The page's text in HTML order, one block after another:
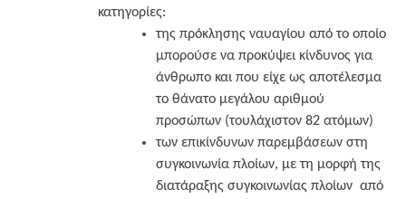
κατηγορίες:
της πρόκλησης ναυαγίου από το οποίο
μπορούσε να προκύψει κίνδυνος για
άνθρωπο και που είχε ως αποτέλεσμα
το θάνατο μεγάλου αριθμού
προσώπων (τουλάχιστον 82 ατόμων)
των επικίνδυνων παρεμβάσεων στη
συγκοινωνία πλοίων, με τη μορφή της
διατάραξης συγκοινωνίας πλοίων από